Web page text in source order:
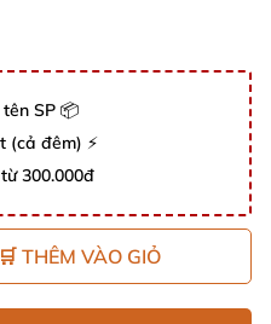
SP 📦
(cả đêm) ⚡
300.000đ
🛒 THÊM VÀO GIỎ